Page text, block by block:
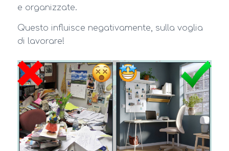
e organizzate.
Questo influisce negativamente, sulla voglia
di lavorare!